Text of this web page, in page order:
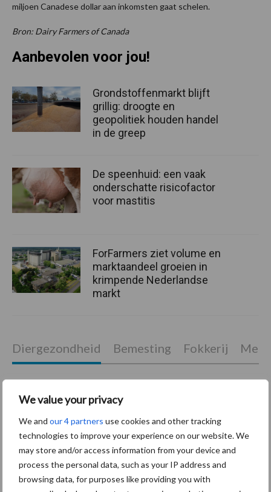
We value your privacy
We and our 4 partners use cookies and other tracking
technologies to improve your experience on our website. We
may store and/or access information from your device and
process the personal data, such as your IP address and
browsing data, for purposes like providing you with
miljoen Canadese dollar aan inkomsten gaat schelen.
Bron: Dairy Farmers of Canada
Aanbevolen voor jou!
Grondstoffenmarkt blijft
grillig: droogte en
geopolitiek houden handel
in de greep
De speenhuid: een vaak
onderschatte risicofactor
voor mastitis
ForFarmers ziet volume en
marktaandeel groeien in
krimpende Nederlandse
markt
Diergezondheid Bemesting Fokkerij
Mastitis Hittestress